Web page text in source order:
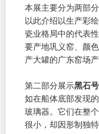
本展主要分为两部
以此介绍以生产彩
瓷业格局中的代表
要产地巩义窑、颜
产大罐的广东窑场产
第二部分展示黑石
如在船体底部发现
玻璃器。它们在整
很小，却因形制独特